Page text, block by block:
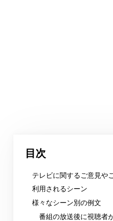
目次
テレビに関するご意見や
利用されるシーン
様々なシーン別の例文
番組の放送後に視聴者